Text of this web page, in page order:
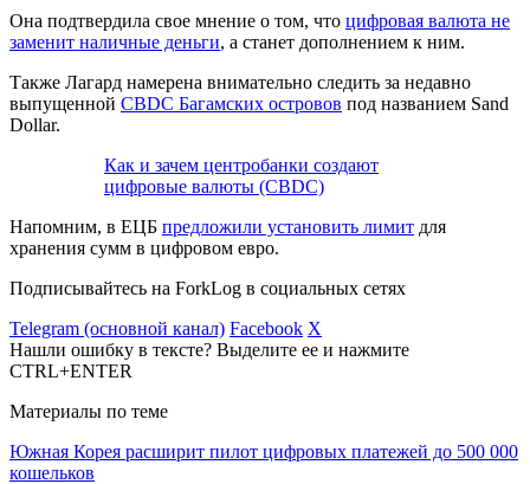
Она подтвердила свое мнение о том, что цифровая валюта не
заменит наличные деньги, а станет дополнением к ним.
Также Лагард намерена внимательно следить за недавно
выпущенной CBDC Багамских островов под названием Sand
Dollar.
Как и зачем центробанки создают
цифровые валюты (CBDC)
Напомним, в ЕЦБ предложили установить лимит для
хранения сумм в цифровом евро.
Подписывайтесь на ForkLog в социальных сетях
Telegram (основной канал) Facebook X
Нашли ошибку в тексте? Выделите ее и нажмите
CTRL+ENTER
Материалы по теме
Южная Корея расширит пилот цифровых платежей до 500 000
кошельков